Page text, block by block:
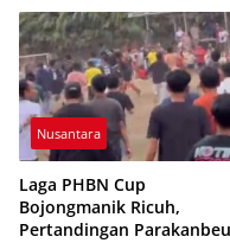
Nusantara
Laga PHBN Cup
Bojongmanik Ricuh,
Pertandingan